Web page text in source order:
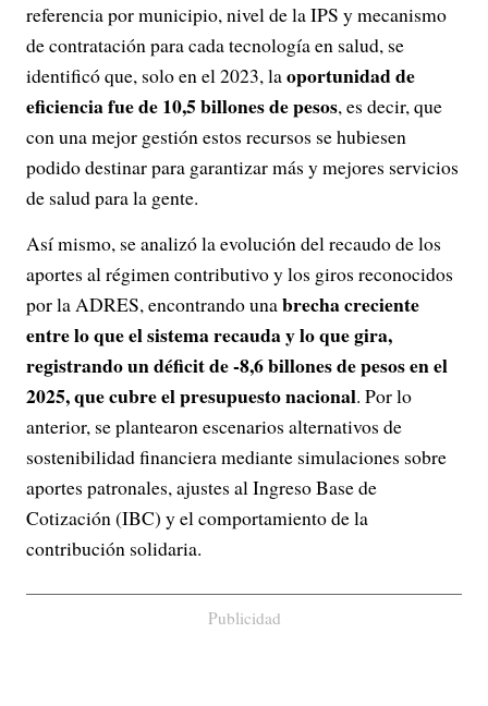
referencia por municipio, nivel de la IPS y mecanismo
de contratación para cada tecnología en salud, se
identificó que, solo en el 2023, laoportunidad de
eficiencia fue de 10,5 billones de pesos, es decir, que
con una mejor gestión estos recursos se hubiesen
podido destinar para garantizar más y mejores servicios
de salud para la gente.
Así mismo, se analizó la evolución del recaudo de los
aportes al régimen contributivo y los giros reconocidos
por la ADRES, encontrando unabrecha creciente
entre lo que el sistema recauda y lo que gira,
registrando un déficit de -8,6 billones de pesos en el
2025, que cubre el presupuesto nacional. Por lo
anterior, se plantearon escenarios alternativos de
sostenibilidad financiera mediante simulaciones sobre
aportes patronales, ajustes al Ingreso Base de
Cotización (IBC) y el comportamiento de la
contribución solidaria.
Publicidad